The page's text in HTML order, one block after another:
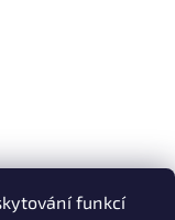
funkcí